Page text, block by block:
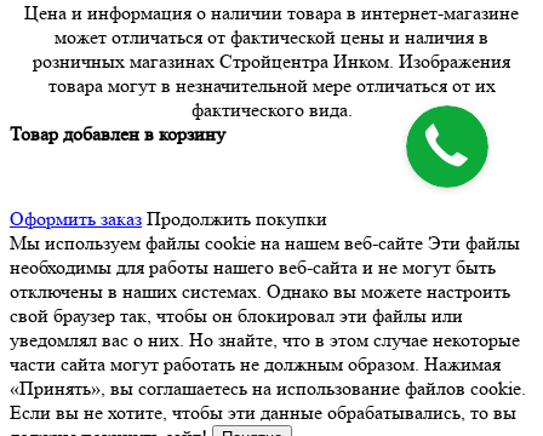
Цена и информация о наличии товара в интернет-магазине
может отличаться от фактической цены и наличия в
розничных магазинах Стройцентра Инком. Изображения
товара могут в незначительной мере отличаться от их
фактического вида.
Товар добавлен в корзину
Оформить заказ Продолжить покупки
Мы используем файлы cookie на нашем веб-сайте Эти файлы
необходимы для работы нашего веб-сайта и не могут быть
отключены в наших системах. Однако вы можете настроить
свой браузер так, чтобы он блокировал эти файлы или
уведомлял вас о них. Но знайте, что в этом случае некоторые
части сайта могут работать не должным образом. Нажимая
«Принять», вы соглашаетесь на использование файлов cookie.
Если вы не хотите, чтобы эти данные обрабатывались, то вы